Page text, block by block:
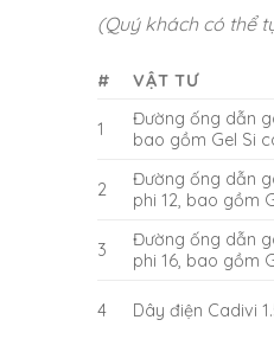
(Quý khách có thể
# VẬT TƯ
1
Đường ống dẫn
bao gồm Gel Si
2
Đường ống dẫn
phi 12, bao gồm
3
Đường ống dẫn
phi 16, bao gồm
4 Dây điện Cadivi